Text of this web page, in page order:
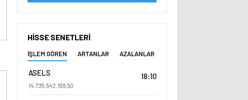
HİSSE SENETLERİ
İŞLEM GÖREN ARTANLAR AZALANLAR
ASELS
14.735.542.159,50
18:10